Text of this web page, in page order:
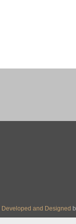
Developed and Designed